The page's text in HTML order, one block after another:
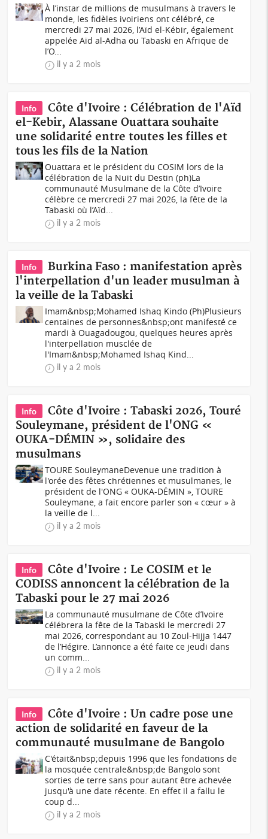
À l’instar de millions de musulmans à travers le
monde, les fidèles ivoiriens ont célébré, ce
mercredi 27 mai 2026, l’Aïd el-Kébir, également
appelée Aïd al-Adha ou Tabaski en Afrique de
l’O...
il y a 2 mois
Info
Côte d'Ivoire : Célébration de l'Aïd
el-Kebir, Alassane Ouattara souhaite
une solidarité entre toutes les filles et
tous les fils de la Nation
Ouattara et le président du COSIM lors de la
célébration de la Nuit du Destin (ph)La
communauté Musulmane de la Côte d’Ivoire
célèbre ce mercredi 27 mai 2026, la fête de la
Tabaski où l’Aïd...
il y a 2 mois
Info
Burkina Faso : manifestation après
l'interpellation d'un leader musulman à
la veille de la Tabaski
Imam&nbsp;Mohamed Ishaq Kindo (Ph)Plusieurs
centaines de personnes&nbsp;ont manifesté ce
mardi à Ouagadougou, quelques heures après
l'interpellation musclée de
l'Imam&nbsp;Mohamed Ishaq Kind...
il y a 2 mois
Info
Côte d'Ivoire : Tabaski 2026, Touré
Souleymane, président de l'ONG «
OUKA-DÉMIN », solidaire des
musulmans
TOURE SouleymaneDevenue une tradition à
l'orée des fêtes chrétiennes et musulmanes, le
président de l'ONG « OUKA-DÉMIN », TOURE
Souleymane, a fait encore parler son « cœur » à
la veille de l...
il y a 2 mois
Info
Côte d'Ivoire : Le COSIM et le
CODISS annoncent la célébration de la
Tabaski pour le 27 mai 2026
La communauté musulmane de Côte d’Ivoire
célébrera la fête de la Tabaski le mercredi 27
mai 2026, correspondant au 10 Zoul-Hijja 1447
de l’Hégire. L’annonce a été faite ce jeudi dans
un comm...
il y a 2 mois
Info
Côte d'Ivoire : Un cadre pose une
action de solidarité en faveur de la
communauté musulmane de Bangolo
C'était&nbsp;depuis 1996 que les fondations de
la mosquée centrale&nbsp;de Bangolo sont
sorties de terre sans pour autant être achevée
jusqu'à une date récente. En effet il a fallu le
coup d...
il y a 2 mois